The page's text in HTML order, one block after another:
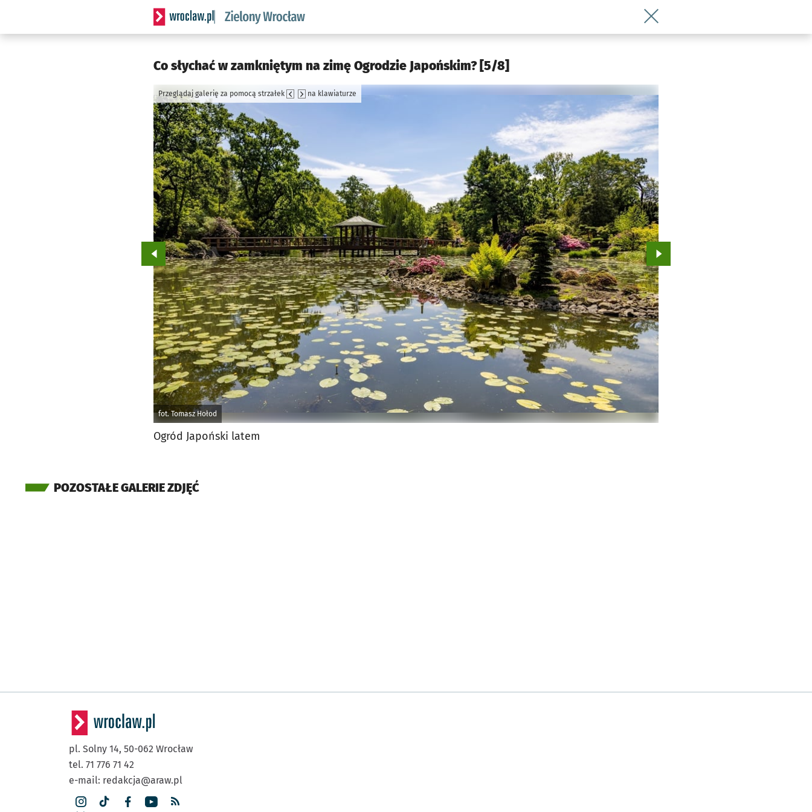
Serwis informacyjny wroclaw.pl podserwis: Środowisko we Wrocławiu
Wróć do artykułu Co słychać w
Co słychać w zamkniętym na zimę Ogrodzie Japońskim? [5/8]
fot. Tomasz Hołod
Przeglądaj galerię za pomocą strzałek na klawiaturze
Przejdź do poprzedniego zdjęcia. Przejdź do kolejnego zdjęcia.
Ogród Japoński latem
POZOSTAŁE GALERIE ZDJĘĆ
pl. Solny 14, 50-062 Wrocław
tel. 71 776 71 42
e-mail: redakcja@araw.pl